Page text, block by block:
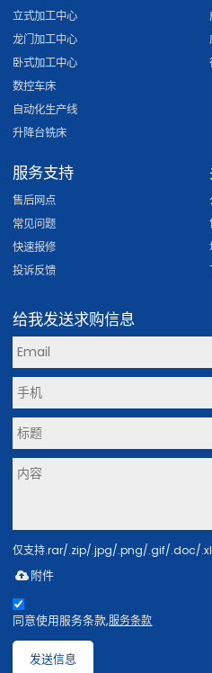
立式加工中心
龙门加工中心
卧式加工中心
数控车床
自动化生产线
升降台铣床
服务支持
售后网点
常见问题
快速报修
投诉反馈
给我发送求购信息
仅支持.rar/.zip/.jpg/.png/.gif/.doc/
附件
同意使用服务条款,服务条款
发送信息